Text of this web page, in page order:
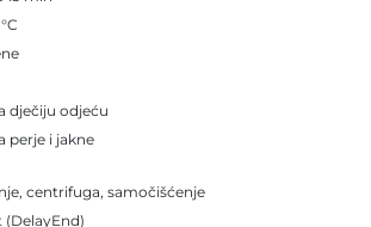
dječiju odjeću
perje i jakne
centrifuga, samočišćenje